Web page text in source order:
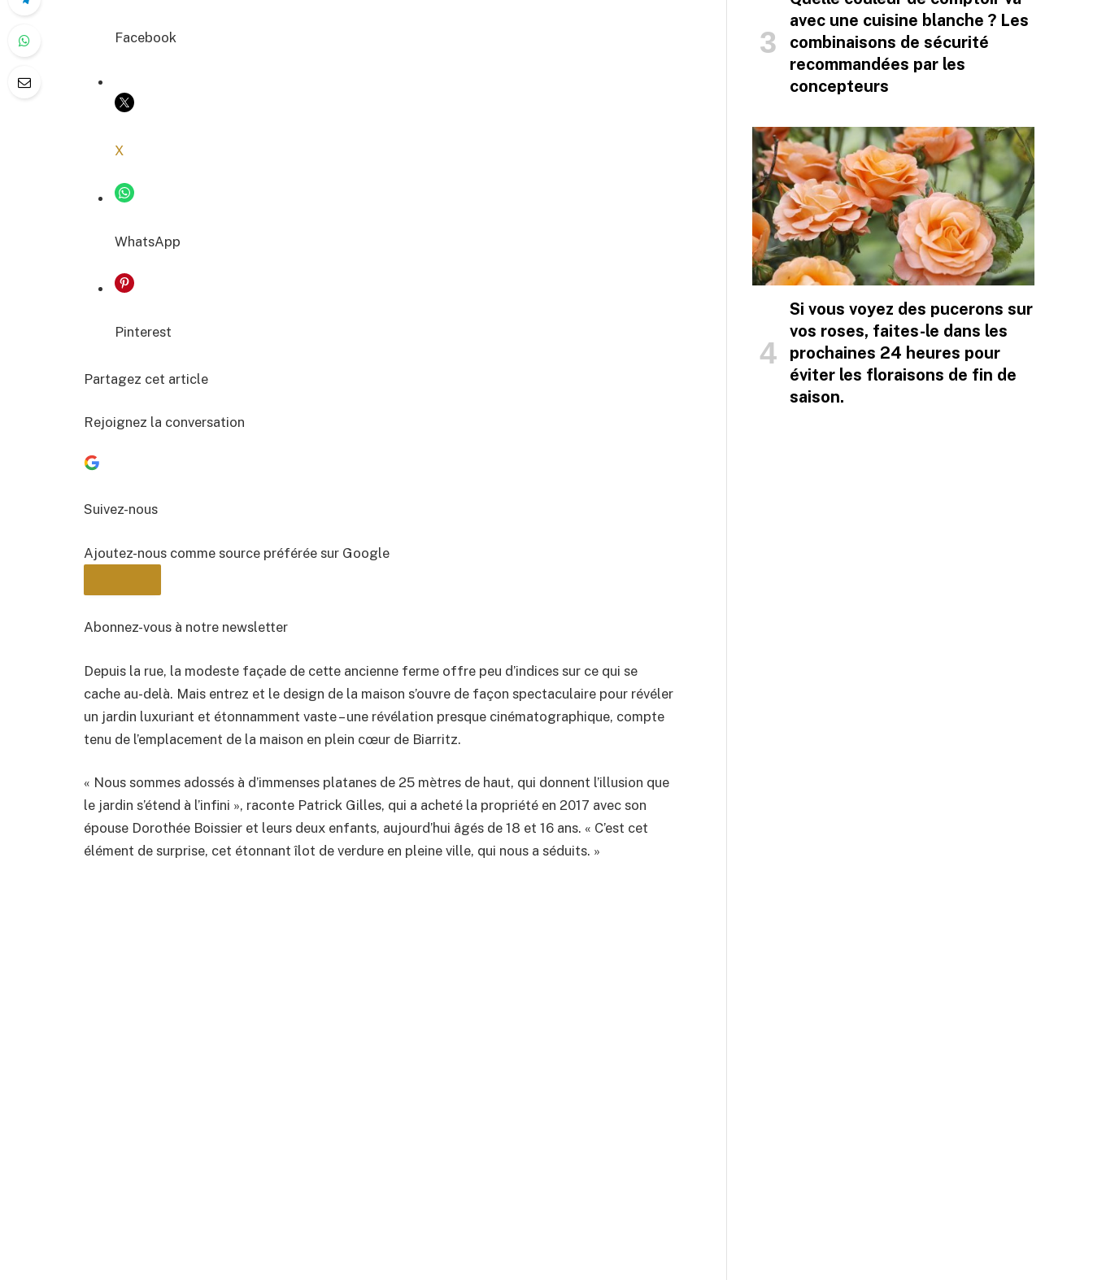
COPIER LE LIEN
Facebook
X
WhatsApp
Pinterest
Partagez cet article
Rejoignez la conversation
Suivez-nous
Ajoutez-nous comme source préférée sur Google
BULLETIN
Abonnez-vous à notre newsletter
Depuis la rue, la modeste façade de cette ancienne ferme offre peu d’indices sur ce qui se
cache au-delà. Mais entrez et le design de la maison s’ouvre de façon spectaculaire pour révéler
un jardin luxuriant et étonnamment vaste – une révélation presque cinématographique, compte
tenu de l’emplacement de la maison en plein cœur de Biarritz.
« Nous sommes adossés à d’immenses platanes de 25 mètres de haut, qui donnent l’illusion que
le jardin s’étend à l’infini », raconte Patrick Gilles, qui a acheté la propriété en 2017 avec son
épouse Dorothée Boissier et leurs deux enfants, aujourd’hui âgés de 18 et 16 ans. « C’est cet
élément de surprise, cet étonnant îlot de verdure en pleine ville, qui nous a séduits. »
avec une cuisine blanche ? Les
combinaisons de sécurité
recommandées par les
concepteurs
Si vous voyez des pucerons sur
vos roses, faites-le dans les
prochaines 24 heures pour
éviter les floraisons de fin de
saison.